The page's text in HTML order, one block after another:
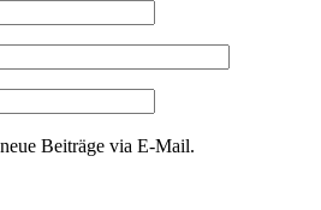
Beiträge via E-Mail.